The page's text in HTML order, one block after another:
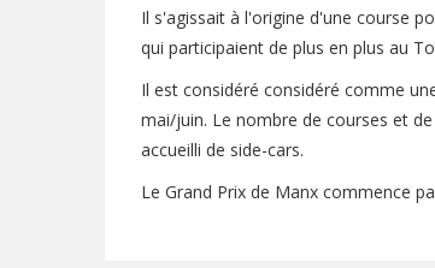
Il s'agissait à l'origine d'une course
qui participaient de plus en plus au
Il est considéré considéré comme
mai/juin. Le nombre de courses et
accueilli de side-cars.
Le Grand Prix de Manx commence